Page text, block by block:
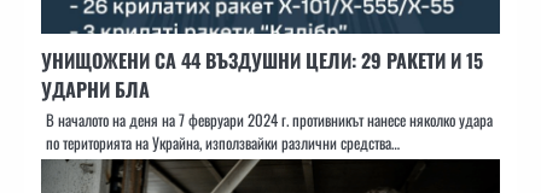
УНИЩОЖЕНИ СА 44 ВЪЗДУШНИ ЦЕЛИ: 29 РАКЕТИ И 15
УДАРНИ БЛА
В началото на деня на 7 февруари 2024 г. противникът нанесе няколко удара
по територията на Украйна, използвайки различни средства…